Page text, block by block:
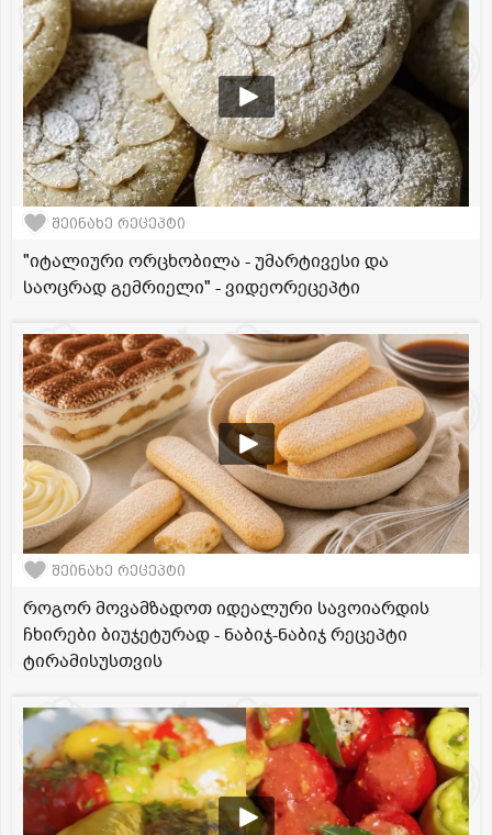
შეინახე რეცეპტი
"იტალიური ორცხობილა - უმარტივესი და
საოცრად გემრიელი" - ვიდეორეცეპტი
შეინახე რეცეპტი
როგორ მოვამზადოთ იდეალური სავოიარდის
ჩხირები ბიუჯეტურად - ნაბიჯ-ნაბიჯ რეცეპტი
ტირამისუსთვის